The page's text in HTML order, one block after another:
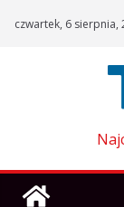
czwartek, 6 sierpnia,